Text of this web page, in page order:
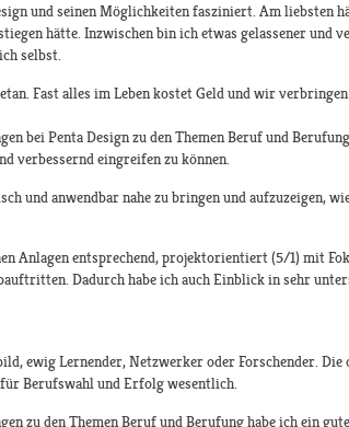
und seinen Möglichkeiten fasziniert. Am liebsten
hätte. Inzwischen bin ich etwas gelassener und
selbst.
Fast alles im Leben kostet Geld und wir
bei Penta Design zu den Themen Beruf und
verbessernd eingreifen zu können.
und anwendbar nahe zu bringen und aufzuzeigen,
Anlagen entsprechend, projektorientiert (5/1) mit
Dadurch habe ich auch Einblick in sehr
ewig Lernender, Netzwerker oder Forschender.
Berufswahl und Erfolg wesentlich.
zu den Themen Beruf und Berufung habe ich ein